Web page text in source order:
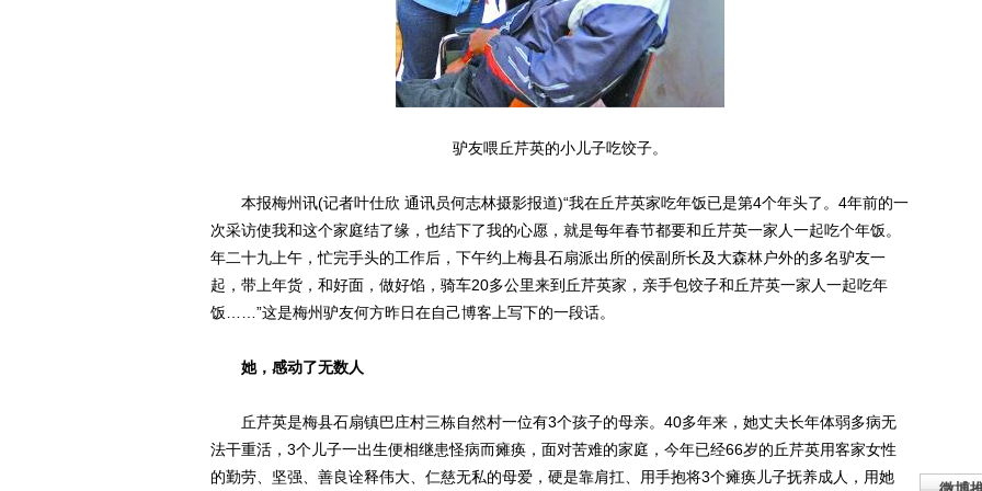
驴友喂丘芹英的小儿子吃饺子。
本报梅州讯(记者叶仕欣 通讯员何志林摄影报道)“我在丘芹英家吃年饭已是第4个年头了。4年前的一
次采访使我和这个家庭结了缘，也结下了我的心愿，就是每年春节都要和丘芹英一家人一起吃个年饭。
年二十九上午，忙完手头的工作后，下午约上梅县石扇派出所的侯副所长及大森林户外的多名驴友一
起，带上年货，和好面，做好馅，骑车20多公里来到丘芹英家，亲手包饺子和丘芹英一家人一起吃年
饭……”这是梅州驴友何方昨日在自己博客上写下的一段话。
她，感动了无数人
丘芹英是梅县石扇镇巴庄村三栋自然村一位有3个孩子的母亲。40多年来，她丈夫长年体弱多病无
法干重活，3个儿子一出生便相继患怪病而瘫痪，面对苦难的家庭，今年已经66岁的丘芹英用客家女性
的勤劳、坚强、善良诠释伟大、仁慈无私的母爱，硬是靠肩扛、用手抱将3个瘫痪儿子抚养成人，用她